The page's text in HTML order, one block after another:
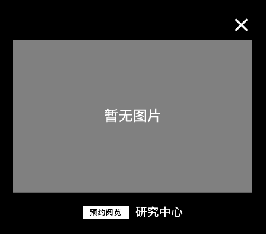
预约阅览 研究中心
关于M+藏品
探索世界顶级的二十及二十一世纪视觉